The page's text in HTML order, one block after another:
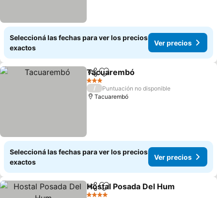
Seleccioná las fechas para ver los precios
exactos
Ver precios
Compartir
Añadir a favoritos
Tacuarembó
3 Estrellas
/
Puntuación no disponible
Tacuarembó
Seleccioná las fechas para ver los precios
exactos
Ver precios
CompartirAñadir a favoritos
Hostal Posada Del Hum